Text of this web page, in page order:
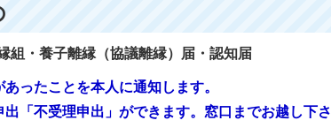
組・養子離縁（協議離縁）届・認知届
ったことを本人に通知します。
出「不受理申出」ができます。窓口までお越し下さ